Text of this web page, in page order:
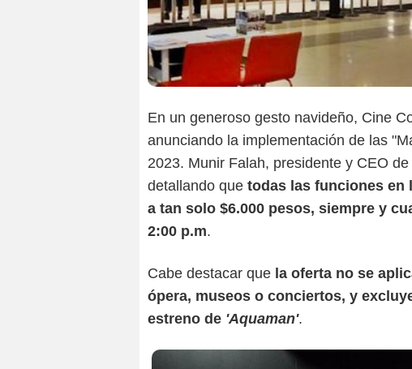
En un generoso gesto navideño, Cine
anunciando la implementación de las
2023. Munir Falah, presidente y CEO
detallando que todas las funciones en
a tan solo $6.000 pesos, siempre y
2:00 p.m.
Cabe destacar que la oferta no se
ópera, museos o conciertos, y
estreno de 'Aquaman'.
Cine